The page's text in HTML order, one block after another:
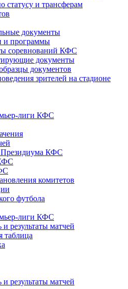
статусу и трансферам
документы
и программы
соревнований КФС
документы
документов
зрителей на стадионе
лиги КФС
Президиума КФС
комитетов
футбола
лиги КФС
и результаты матчей
таблица
и результаты матчей